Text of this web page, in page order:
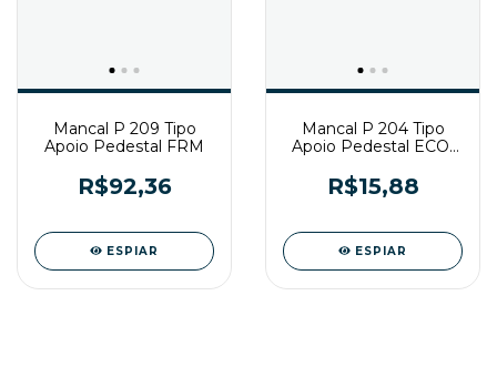
Mancal P 209 Tipo
Apoio Pedestal FRM
R$92,36
ESPIAR
Mancal P 204 Tipo
Apoio Pedestal ECO-
R$15,88
ESPIAR